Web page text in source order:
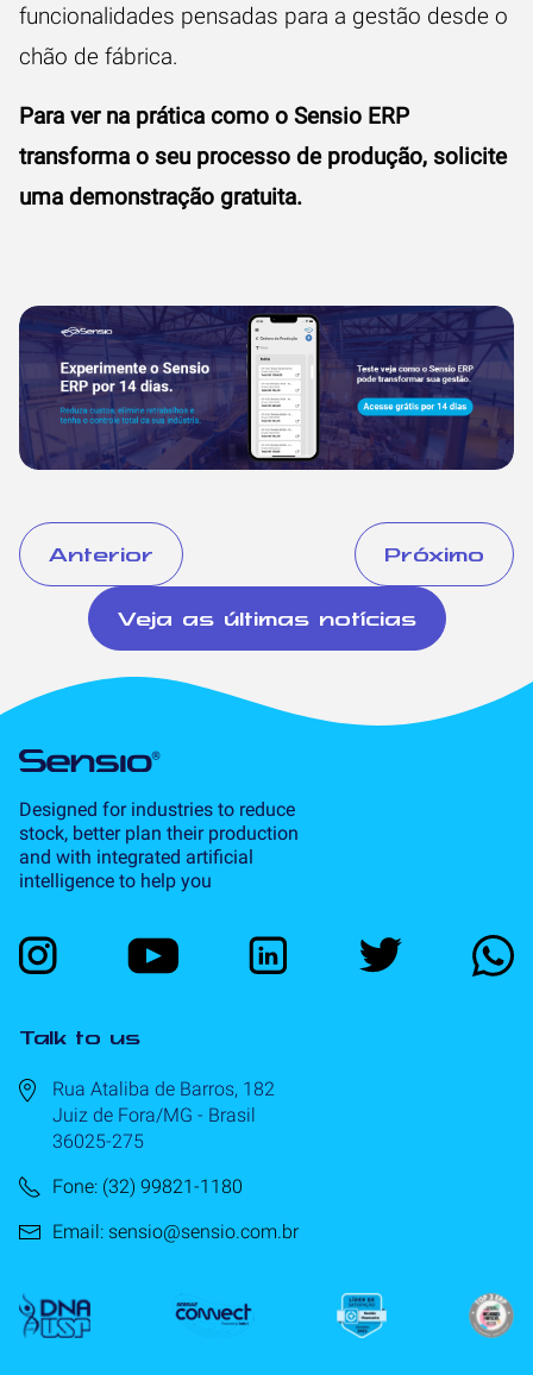
funcionalidades pensadas para a gestão desde o
chão de fábrica.
Para ver na prática como o Sensio ERP
transforma o seu processo de produção, solicite
uma demonstração gratuita.
Anterior Próximo
Veja as últimas notícias
Designed for industries to reduce
stock, better plan their production
and with integrated artificial
intelligence to help you
Talk to us
Rua Ataliba de Barros, 182
Juiz de Fora/MG - Brasil
36025-275
Fone: (32) 99821-1180
Email: sensio@sensio.com.br